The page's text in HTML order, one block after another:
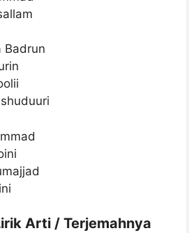
Badrun
Arti / Terjemahnya